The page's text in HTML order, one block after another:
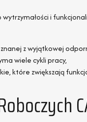
i
z wyjątkowej
wiele cykli pracy,
które zwiększają